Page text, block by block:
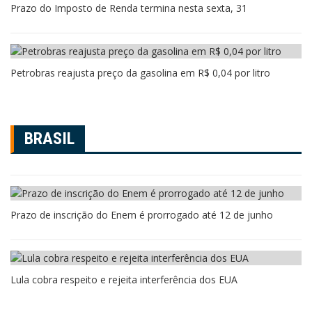
Prazo do Imposto de Renda termina nesta sexta, 31
Petrobras reajusta preço da gasolina em R$ 0,04 por litro
BRASIL
Prazo de inscrição do Enem é prorrogado até 12 de junho
Lula cobra respeito e rejeita interferência dos EUA